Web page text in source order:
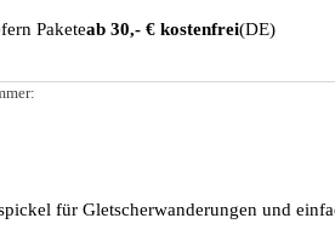
Paketeab 30,- € kostenfrei(DE)
für Gletscherwanderungen und